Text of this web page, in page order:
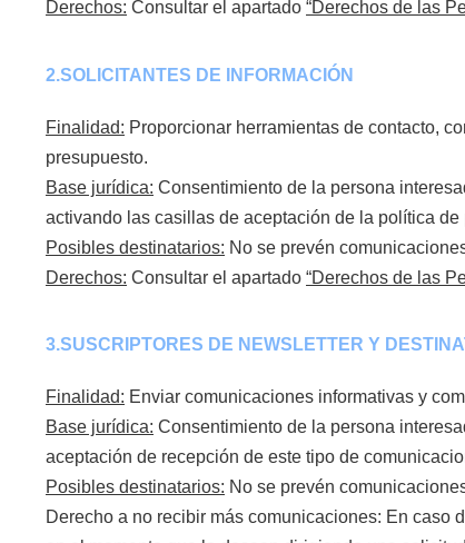
Derechos: Consultar el apartado “Derechos de las
2.SOLICITANTES DE INFORMACIÓN
Finalidad: Proporcionar herramientas de contacto,
presupuesto.
Base jurídica: Consentimiento de la persona
activando las casillas de aceptación de la política de
Posibles destinatarios: No se prevén
Derechos: Consultar el apartado “Derechos de las
3.SUSCRIPTORES DE NEWSLETTER Y
Finalidad: Enviar comunicaciones informativas y
Base jurídica: Consentimiento de la persona
aceptación de recepción de este tipo de
Posibles destinatarios: No se prevén
Derecho a no recibir más comunicaciones: En